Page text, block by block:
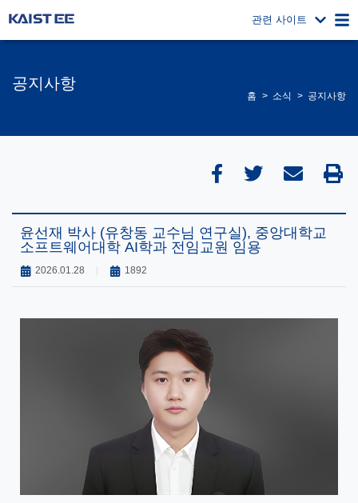
관련 사이트
공지사항
홈 소식 공지사항
윤선재 박사 (유창동 교수님 연구실), 중앙대학교
소프트웨어대학 AI학과 전임교원 임용
2026.01.28 1892